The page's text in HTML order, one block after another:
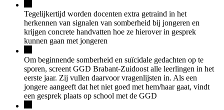
Tegelijkertijd worden docenten extra getraind in het
herkennen van signalen van somberheid bij jongeren en
krijgen concrete handvatten hoe ze hierover in gesprek
kunnen gaan met jongeren
Om beginnende somberheid en suïcidale gedachten op te
sporen, screent GGD Brabant-Zuidoost alle leerlingen in het
eerste jaar. Zij vullen daarvoor vragenlijsten in. Als een
jongere aangeeft dat het niet goed met hem/haar gaat, vindt
een gesprek plaats op school met de GGD